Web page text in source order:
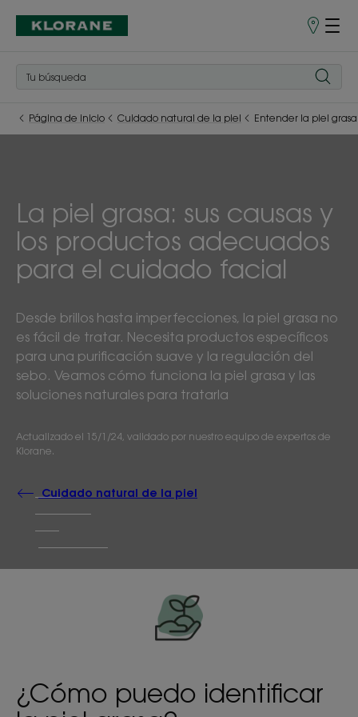
Puntos
Página de inicio Cuidado natural de la piel Entender la piel grasa
La piel grasa: sus causas y
los productos adecuados
para el cuidado facial
Desde brillos hasta imperfecciones, la piel grasa no
es fácil de tratar. Necesita productos específicos
para una purificación suave y la regulación del
sebo. Veamos cómo funciona la piel grasa y las
soluciones naturales para tratarla
Actualizado el 15/1/24, validado por nuestro equipo de expertos de
Klorane.
Cuidado natural de la piel
¿Cómo puedo identificar